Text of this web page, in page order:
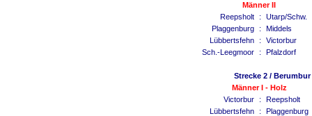
Männer II
Reepsholt
:
Utarp/Schw.
Plaggenburg
:
Middels
Lübbertsfehn
:
Victorbur
Sch.-Leegmoor
: Pfalzdorf
Strecke 2 /
Männer I - Holz
Victorbur
:
Reepsholt
Lübbertsfehn
:
Plaggenburg